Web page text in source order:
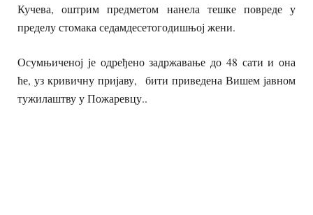
Кучева, оштрим предметом нанела тешке повреде у
пределу стомака седамдесетогодишњој жени.
Осумњиченој је одређено задржавање до 48 сати и она
ће, уз кривичну пријаву, бити приведена Вишем јавном
тужилаштву у Пожаревцу..